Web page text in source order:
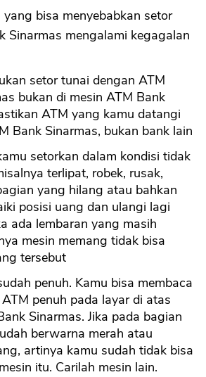
bisa menyebabkan setor
Sinarmas mengalami kegagalan
setor tunai dengan ATM
bukan di mesin ATM Bank
ATM yang kamu datangi
Bank Sinarmas, bukan bank lain
setorkan dalam kondisi tidak
terlipat, robek, rusak,
yang hilang atau bahkan
posisi uang dan ulangi lagi
ada lembaran yang masih
mesin memang tidak bisa
tersebut
penuh. Kamu bisa membaca
penuh pada layar di atas
Sinarmas. Jika pada bagian
berwarna merah atau
artinya kamu sudah tidak bisa
itu. Carilah mesin lain.